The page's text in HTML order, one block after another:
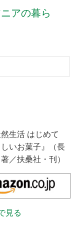
アの暮ら
然生活 はじめて
いお菓子』（長
／扶桑社・刊）
見る